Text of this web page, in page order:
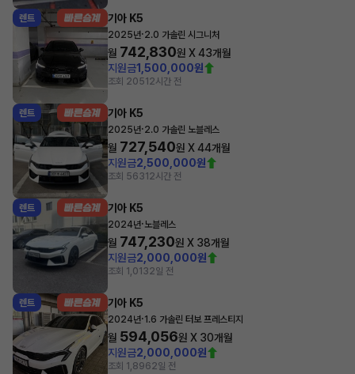
렌트 기아 K5
2025년·2.0 가솔린 시그니처
월 742,830원 X43개월
지원금1,500,000원
조회 20512시간 전
렌트 기아 K5
2025년·2.0 가솔린 노블레스
월 727,540원 X44개월
지원금2,500,000원
조회 56312시간 전
렌트 기아 K5
2024년·노블레스
월 747,230원 X 38개월
지원금2,000,000원
조회 1,0132일 전
렌트 기아 K5
2024년·1.6 가솔린 터보 프레스티지
월 594,056원 X 30개월
지원금2,000,000원
조회 1,8962일 전